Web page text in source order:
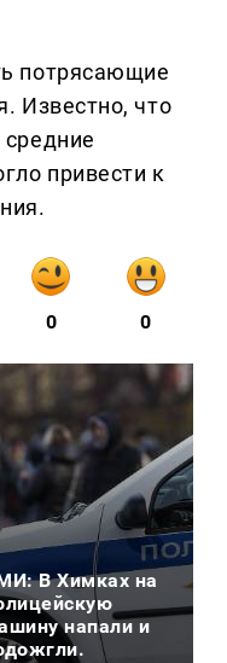
потрясающие
Известно, что
привести к
0 0
В Химках на
напали и